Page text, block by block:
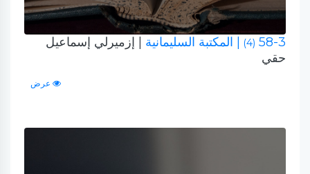
58-3
(4) | المكتبة السليمانية
| إزميرلي إسماعيل
حقي
عرض